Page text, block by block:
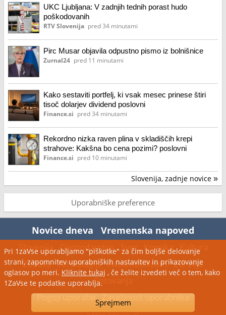
UKC Ljubljana: V zadnjih tednih porast hudo
poškodovanih
RTV Slovenija pred 34 minutami
Pirc Musar objavila odpustno pismo iz bolnišnice
Zurnal24 pred 11 minutami
Kako sestaviti portfelj, ki vsak mesec prinese štiri
tisoč dolarjev dividend poslovni
Finance.si pred 34 minutami
Rekordno nizka raven plina v skladiščih krepi
strahove: Kakšna bo cena pozimi? poslovni
Finance.si pred 10 minutami
Slovenija, zadnje novice »
Uporabniške preference
Novice dneva Vremenska napoved
Slovenija Gospodarstvo Svet Kronika Kultura
Zabava Tehnologija Avtomobilizem Zdravje
Potovanja
Pogoji uporabe Zasebnost uporabnika
Pri 1zaVse uporabljamo "piškotke" za čim boljše delovanje
strani, zapomnitev uporabniških nastavitev in prikazovanje
oglasov po meri. Kliknite tukaj , če želite izvedeti več o tem, kako
1ZaVse te podatke uporablja.
Sprejmem